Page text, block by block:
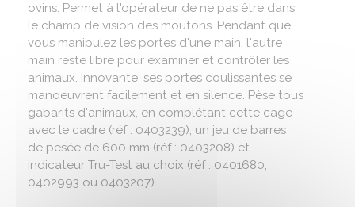
ovins. Permet à l'opérateur de ne pas être dans
le champ de vision des moutons. Pendant que
vous manipulez les portes d'une main, l'autre
main reste libre pour examiner et contrôler les
animaux. Innovante, ses portes coulissantes se
manoeuvrent facilement et en silence. Pèse tous
gabarits d'animaux, en complétant cette cage
avec le cadre (réf : 0403239), un jeu de barres
de pesée de 600 mm (réf : 0403208) et
indicateur Tru-Test au choix (réf : 0401680,
0402993 ou 0403207).